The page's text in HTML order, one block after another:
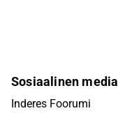
Sosiaalinen media
Inderes Foorumi